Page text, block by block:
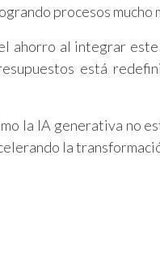
procesos mucho
ahorro al integrar
está
la IA generativa no
la